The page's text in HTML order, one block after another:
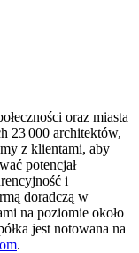
oraz miasta
23 000 architektów,
z klientami, aby
potencjał
i
doradczą w
na poziomie około
jest notowana na
.